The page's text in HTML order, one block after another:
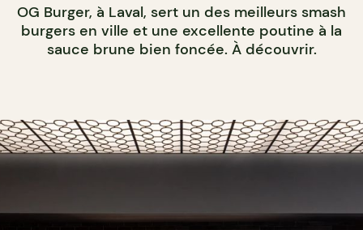
OG Burger, à Laval, sert un des meilleurs smash
burgers en ville et une excellente poutine à la
sauce brune bien foncée. À découvrir.